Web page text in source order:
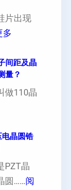
片出现
多
晶
硅
片
白
或
者
间距及晶
量？
做110晶
晶圆锆
PZT晶
圆……阅